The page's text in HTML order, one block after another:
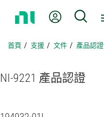
頁
我的帳號 搜尋
首頁 支援 文件 產品認證
NI-9221 產品認證